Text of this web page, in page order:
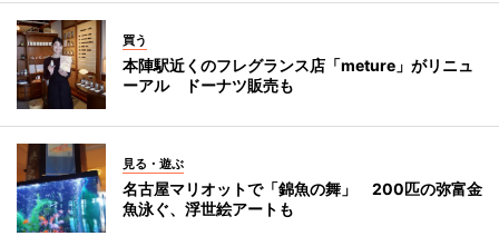
買う
本陣駅近くのフレグランス店「meture」がリニュ
ーアル ドーナツ販売も
見る・遊ぶ
名古屋マリオットで「錦魚の舞」 200匹の弥富金
魚泳ぐ、浮世絵アートも